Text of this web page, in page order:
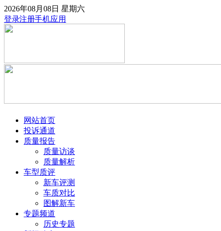
2026年08月08日 星期六
登录注册手机应用
网站首页
投诉通道
质量报告
质量访谈
质量解析
车型质评
新车评测
车质对比
图解新车
专题频道
历史专题